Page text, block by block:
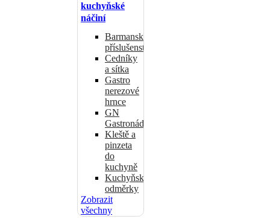
kuchyňské
náčiní
Barmanské
příslušenství
Cedníky
a sítka
Gastro
nerezové
hrnce
GN
Gastronádoby
Kleště a
pinzeta
do
kuchyně
Kuchyňské
odměrky
Zobrazit
všechny